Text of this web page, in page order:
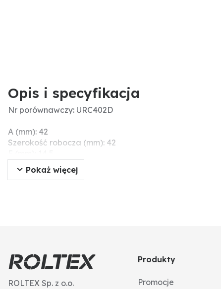
Opis i specyfikacja
Nr porównawczy: URC402D
A (mm): 42
Szerokość robocza (mm): 42
Ø otworu (mm): 14,5
Grubość (mm): 5
Pokaż więcej
ROLTEX Sp. z o.o.
Produkty
Promocje